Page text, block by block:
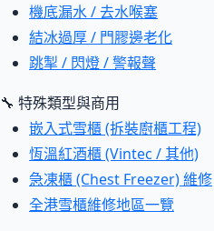
機底漏水 / 去水喉塞
結冰過厚 / 門膠邊老化
跳掣 / 閃燈 / 警報聲
🔧 特殊類型與商用
嵌入式雪櫃 (拆裝廚櫃工程)
恆溫紅酒櫃 (Vintec / 其他)
急凍櫃 (Chest Freezer) 維修
全港雪櫃維修地區一覽